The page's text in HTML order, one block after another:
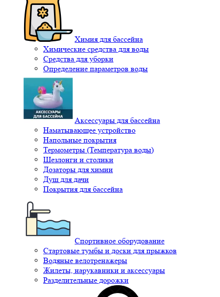
Химия для бассейна
Химические средства для воды
Средства для уборки
Определение параметров воды
Аксессуары для бассейна
Наматывающее устройство
Напольные покрытия
Термометры (Температура воды)
Шезлонги и столики
Дозаторы для химии
Душ для дачи
Покрытия для бассейна
Спортивное оборудование
Стартовые тумбы и доски для прыжков
Водяные велотренажеры
Жилеты, нарукавники и аксессуары
Разделительные дорожки